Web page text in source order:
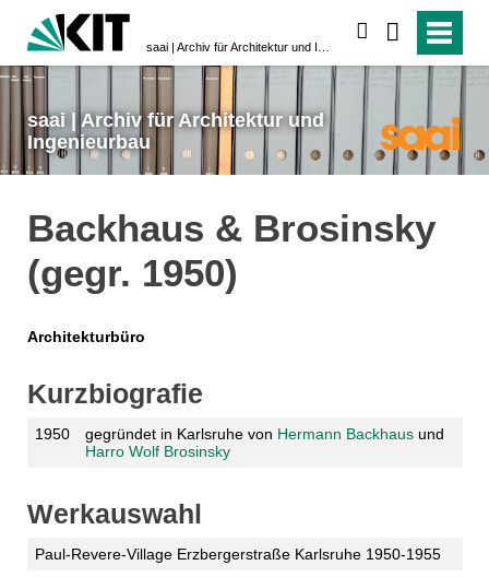
saai | Archiv für Architektur und
Ingenieurbau
Backhaus & Brosinsky
(gegr. 1950)
Architekturbüro
Kurzbiografie
1950 gegründet in Karlsruhe von Hermann Backhausund
Harro Wolf Brosinsky
Werkauswahl
Paul-Revere-Village Erzbergerstraße Karlsruhe 1950-1955